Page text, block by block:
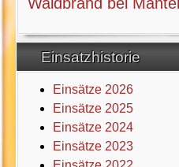
Einsatzhistorie
Einsätze 2026
Einsätze 2025
Einsätze 2024
Einsätze 2023